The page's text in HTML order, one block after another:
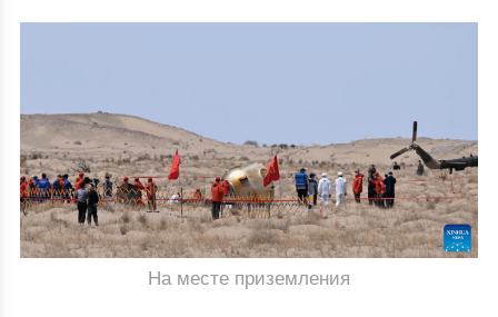
На месте приземления